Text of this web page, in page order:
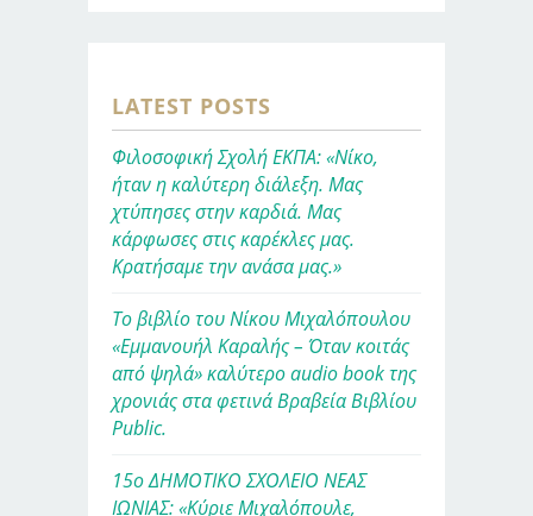
LATEST POSTS
Φιλοσοφική Σχολή ΕΚΠΑ: «Νίκο,
ήταν η καλύτερη διάλεξη. Μας
χτύπησες στην καρδιά. Μας
κάρφωσες στις καρέκλες μας.
Κρατήσαμε την ανάσα μας.»
Το βιβλίο του Νίκου Μιχαλόπουλου
«Εμμανουήλ Καραλής – Όταν κοιτάς
από ψηλά» καλύτερο audio book της
χρονιάς στα φετινά Βραβεία Βιβλίου
Public.
15ο ΔΗΜΟΤΙΚΟ ΣΧΟΛΕΙΟ ΝΕΑΣ
ΙΩΝΙΑΣ: «Κύριε Μιχαλόπουλε,